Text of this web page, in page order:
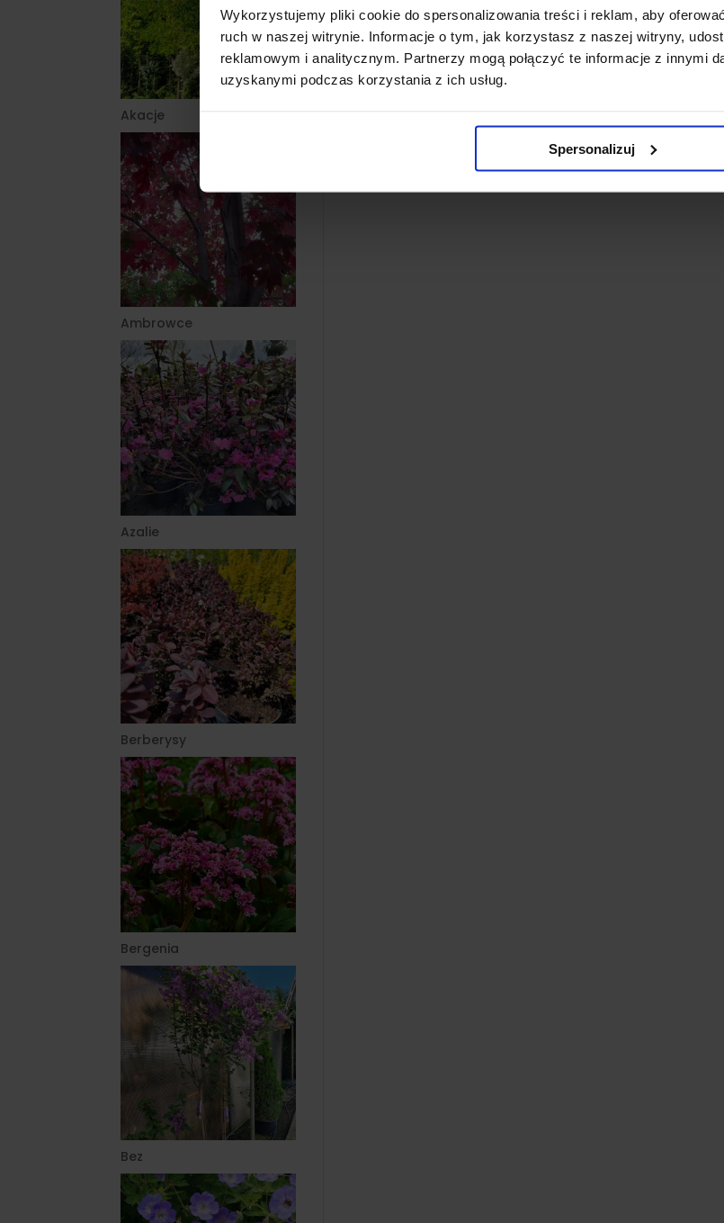
Wykorzystujemy pliki cookie do spersonalizowania treści i reklam, aby
ruch w naszej witrynie. Informacje o tym, jak korzystasz z naszej witryny,
reklamowym i analitycznym. Partnerzy mogą połączyć te informacje z innymi
uzyskanymi podczas korzystania z ich usług.
Spersonalizuj
Akacje
Ambrowce
Azalie
Berberysy
Bergenia
Bez